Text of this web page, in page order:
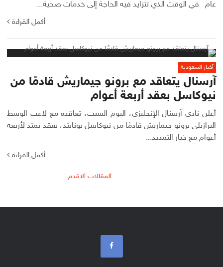
عام في الوقت الذي تتزايد فيه الحاجة إلى خدمات صحية...
أكمل القراءة
أخبار السعودية
آرسنال يتعاقد مع برونو جيماريش قادمًا من
نيوكاسل بعقد أربعة أعوام
أعلن نادي آرسنال الإنجليزي، اليوم السبت، تعاقده مع لاعب الوسط
البرازيلي برونو جيماريش قادمًا من نيوكاسل يونايتد، بعقد يمتد لأربعة
أعوام مع خيار التمديد...
أكمل القراءة
المقالات الاقدم